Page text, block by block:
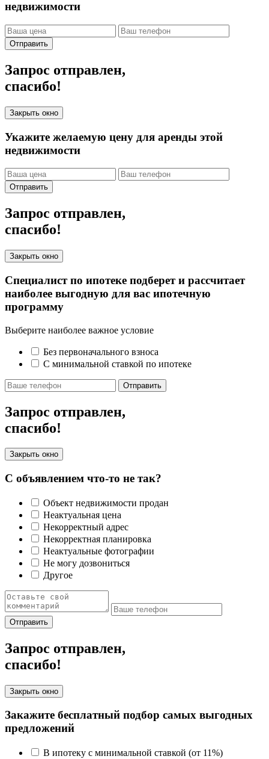
недвижимости
Отправить
Запрос отправлен,
спасибо!
Закрыть окно
Укажите желаемую цену для аренды этой
недвижимости
Отправить
Запрос отправлен,
спасибо!
Закрыть окно
Специалист по ипотеке подберет и рассчитает
наиболее выгодную для вас ипотечную
программу
Выберите наиболее важное условие
Без первоначального взноса
С минимальной ставкой по ипотеке
Отправить
Запрос отправлен,
спасибо!
Закрыть окно
С объявлением что-то не так?
Объект недвижимости продан
Неактуальная цена
Некорректный адрес
Некорректная планировка
Неактуальные фотографии
Не могу дозвониться
Другое
Отправить
Запрос отправлен,
спасибо!
Закрыть окно
Закажите бесплатный подбор самых выгодных
предложений
В ипотеку с минимальной ставкой (от 11%)